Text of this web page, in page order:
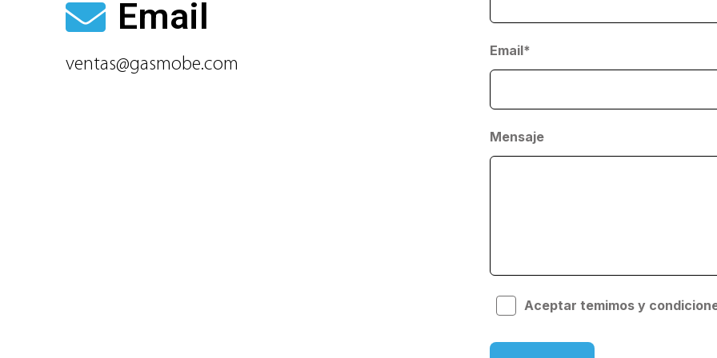
Email
ventas@gasmobe.com
Email*
Mensaje
Aceptar temimos y